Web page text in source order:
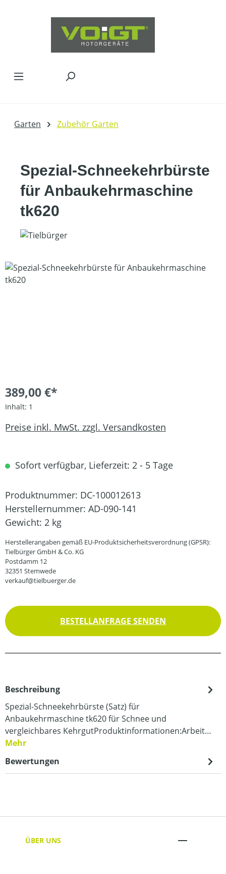
Garten Zubehör Garten
Spezial-Schneekehrbürste
für Anbaukehrmaschine
tk620
Bildergalerie überspringen
389,00 €*
Inhalt: 1
Preise inkl. MwSt. zzgl. Versandkosten
Sofort verfügbar, Lieferzeit: 2 - 5 Tage
Produktnummer: DC-100012613
Herstellernummer: AD-090-141
Gewicht: 2 kg
Herstellerangaben gemäß EU-Produktsicherheitsverordnung (GPSR):
Tielbürger GmbH & Co. KG
Postdamm 12
32351 Stemwede
verkauf@tielbuerger.de
BESTELLANFRAGE SENDEN
Beschreibung
Spezial-Schneekehrbürste (Satz) für
Anbaukehrmaschine tk620 für Schnee und
vergleichbares KehrgutProduktinformationen:Arbeit…
Mehr
Bewertungen
ÜBER UNS